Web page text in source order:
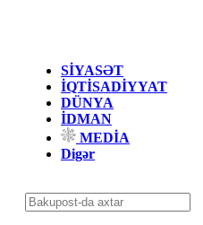
SİYASƏT
İQTİSADİYYAT
DÜNYA
İDMAN
MEDİA
Digər